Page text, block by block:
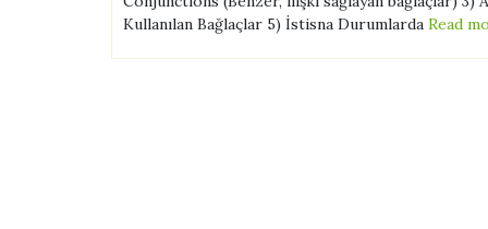
Kullanılan Bağlaçlar 5) İstisna Durumlarda Read